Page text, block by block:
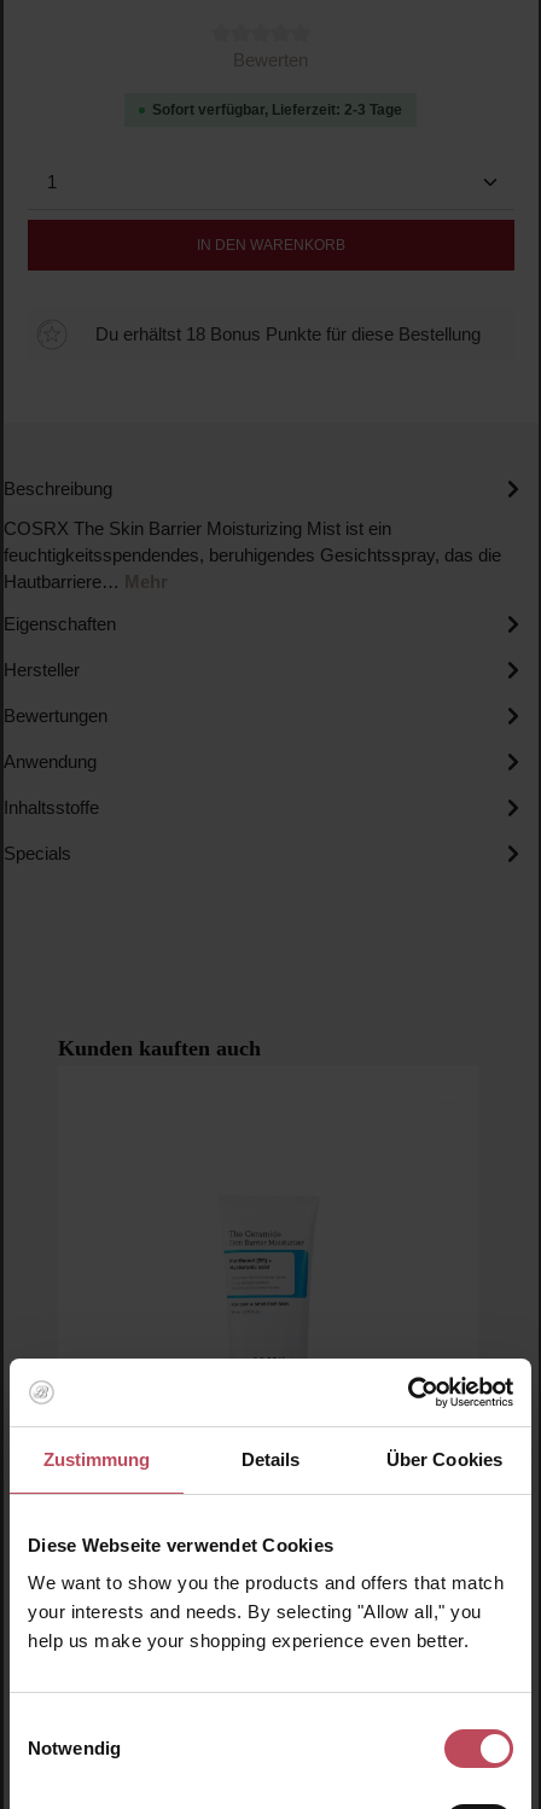
Zustimmung Details Über Cookies
Diese Webseite verwendet Cookies
We want to show you the products and offers that match
your interests and needs. By selecting "Allow all," you
help us make your shopping experience even better.
Notwendig
Durchschnittliche Bewertung von 0 von 5 Sternen
Bewerten
Sofort verfügbar, Lieferzeit: 2-3 Tage
Produkt Anzahl: Gib den gewünschten Wert ein
IN DEN WARENKORB
Du erhältst 18 Bonus Punkte für diese Bestellung
Beschreibung
COSRX The Skin Barrier Moisturizing Mist ist ein
feuchtigkeitsspendendes, beruhigendes Gesichtsspray, das die
Hautbarriere… Mehr
Eigenschaften
Hersteller
Bewertungen
Anwendung
Inhaltsstoffe
Specials
Produktgalerie überspringen
Kunden kauften auch
Cosrx
Gesichtscreme
80 ml(27,44 CHF / 100 ml)
Regulärer Preis:
21,95 CHF
Produkt Anzahl: Gib den gewünschten Wert